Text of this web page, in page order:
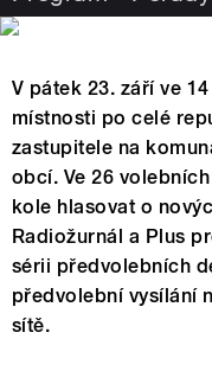
V pátek 23. září ve
místnosti po celé
zastupitele na
obcí. Ve 26
kole hlasovat o
Radiožurnál a Plus
sérii předvolebních
předvolební vysílání
sítě.